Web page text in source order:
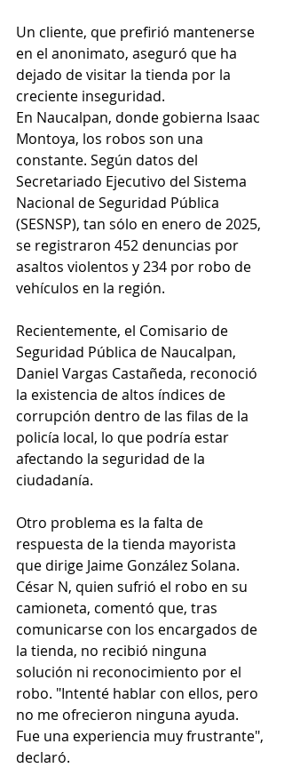
Un cliente, que prefirió mantenerse
en el anonimato, aseguró que ha
dejado de visitar la tienda por la
creciente inseguridad.
En Naucalpan, donde gobierna Isaac
Montoya, los robos son una
constante. Según datos del
Secretariado Ejecutivo del Sistema
Nacional de Seguridad Pública
(SESNSP), tan sólo en enero de 2025,
se registraron 452 denuncias por
asaltos violentos y 234 por robo de
vehículos en la región.
Recientemente, el Comisario de
Seguridad Pública de Naucalpan,
Daniel Vargas Castañeda, reconoció
la existencia de altos índices de
corrupción dentro de las filas de la
policía local, lo que podría estar
afectando la seguridad de la
ciudadanía.
Otro problema es la falta de
respuesta de la tienda mayorista
que dirige Jaime González Solana.
César N, quien sufrió el robo en su
camioneta, comentó que, tras
comunicarse con los encargados de
la tienda, no recibió ninguna
solución ni reconocimiento por el
robo. "Intenté hablar con ellos, pero
no me ofrecieron ninguna ayuda.
Fue una experiencia muy frustrante",
declaró.